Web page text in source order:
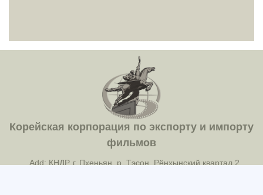
Корейская корпорация по экспорту и импорту
фильмов
Add: КНДР, г. Пхеньян, р. Тэсон, Рёнхынский квартал 2